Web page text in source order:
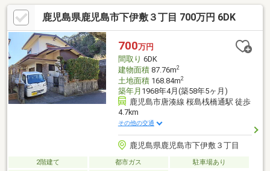
前面道路約6.3mで駐車もラクラク■スーパー・コンビニ・ドラッ
グストアが徒歩約10～11分の便利な住環境■都市ガス・上下水道
完備で毎日の生活も快適■リフォームのご相談・お見積りも当社
でワンストップ対応※増築部分（21.15㎡）は現在未登記です。契
約時までに建物表題変更登記を行う予定です。なお、掲載の建物
面積には当該増築部分を含んでいます。
鹿児島県鹿児島市下伊敷３丁目 700万円 6DK
700万円
間取り 6DK
建物面積87.76m2
土地面積168.84m2
築年月 1968年4月(築58年5ヶ月)
鹿児島市唐湊線 桜島桟橋通駅 徒歩
4.7km
その他の交通
鹿児島県鹿児島市下伊敷３丁目
2階建て 都市ガス
駐車場あり